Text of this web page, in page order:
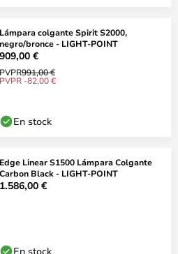
Lámpara colgante Spirit S2000,
negro/bronce - LIGHT-POINT
909,00 €
PVPR991,00 €
PVPR -82,00 €
En stock
Edge Linear S1500 Lámpara Colgante
Carbon Black - LIGHT-POINT
1.586,00 €
En stock